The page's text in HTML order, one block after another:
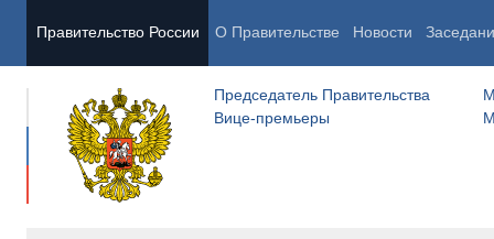
Правительство России О Правительстве Новости
Председатель Правительства
Вице-премьеры